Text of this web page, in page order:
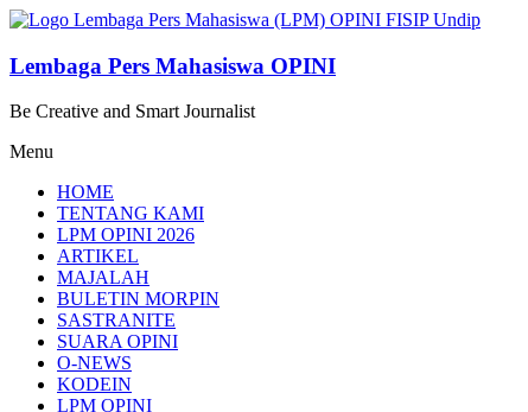
Lompat
konten
Lembaga Pers Mahasiswa OPINI
Be Creative and Smart Journalist
Menu
HOME
TENTANG KAMI
LPM OPINI 2026
ARTIKEL
MAJALAH
BULETIN MORPIN
SASTRANITE
SUARA OPINI
O-NEWS
KODEIN
LPM OPINI